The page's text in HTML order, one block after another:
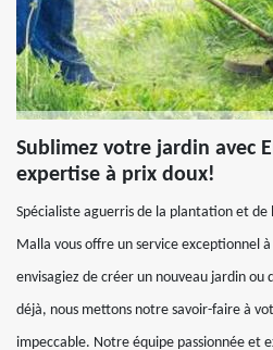
Sublimez votre jardin avec
expertise à prix doux!
Spécialiste aguerris de la plantation et
Malla vous offre un service exceptionnel
envisagiez de créer un nouveau jardin ou
déjà, nous mettons notre savoir-faire à
impeccable. Notre équipe passionnée et